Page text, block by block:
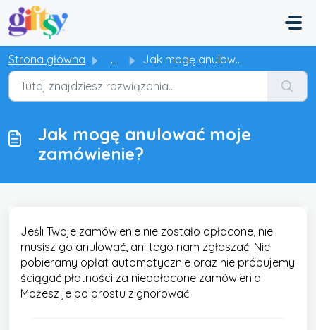
Przejdź do głównej treści
Strona główna ... Jak mogę anulować moje zamówienie?
Jak mogę anulować moje
zamówienie?
Jeśli Twoje zamówienie nie zostało opłacone, nie
musisz go anulować, ani tego nam zgłaszać. Nie
pobieramy opłat automatycznie oraz nie próbujemy
ściągać płatności za nieopłacone zamówienia.
Możesz je po prostu zignorować.